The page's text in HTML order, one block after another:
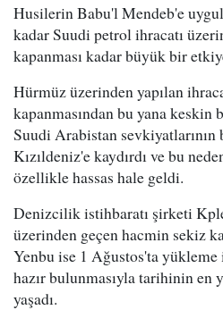
Husilerin Babu'l Mendeb'e
kadar Suudi petrol ihracatı
kapanması kadar büyük bir
Hürmüz üzerinden yapılan
kapanmasından bu yana keskin
Suudi Arabistan
Kızıldeniz'e kaydırdı ve bu
özellikle hassas hale geldi.
Denizcilik istihbaratı şirketi
üzerinden geçen hacmin sekiz
Yenbu ise 1 Ağustos'ta
hazır bulunmasıyla tarihinin
yaşadı.